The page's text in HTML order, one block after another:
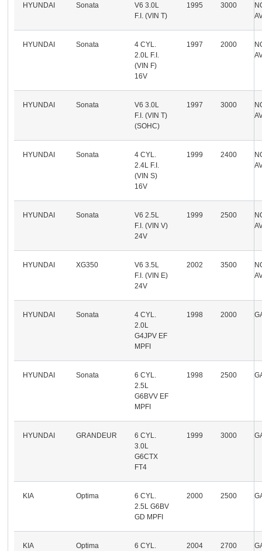
HYUNDAI Sonata
V6 3.0L
F.I. (VIN T)
1995 3000
HYUNDAI Sonata
4 CYL.
2.0L F.I.
(VIN F)
16V
1997 2000
HYUNDAI Sonata
V6 3.0L
F.I. (VIN T)
(SOHC)
1997 3000
HYUNDAI Sonata
4 CYL.
2.4L F.I.
(VIN S)
16V
1999 2400
HYUNDAI Sonata
V6 2.5L
F.I. (VIN V)
24V
1999 2500
HYUNDAI XG350
V6 3.5L
F.I. (VIN E)
24V
2002 3500
HYUNDAI Sonata
4 CYL.
2.0L
G4JPV EF
MPFI
1998 2000
HYUNDAI Sonata
6 CYL.
2.5L
G6BVV EF
MPFI
1998 2500
HYUNDAI GRANDEUR
6 CYL.
3.0L
G6CTX
FT4
1999 3000
KIA Optima
6 CYL.
2.5L G6BV
GD MPFI
2000 2500
KIA Optima
6 CYL.
2004 2700